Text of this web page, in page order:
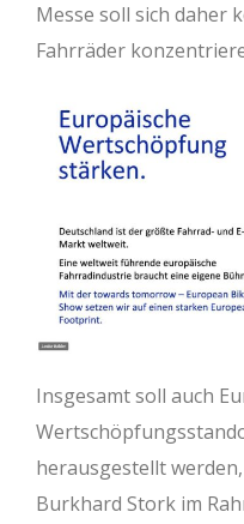
Messe soll sich daher
Fahrräder
Insgesamt soll auch
herausgestellt
Burkhard Stork im